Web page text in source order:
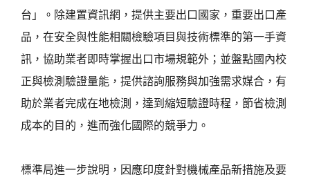
台」。除建置資訊網，提供主要出口國家，重要出口產
品，在安全與性能相關檢驗項目與技術標準的第一手資
訊，協助業者即時掌握出口市場規範外；並盤點國內校
正與檢測驗證量能，提供諮詢服務與加強需求媒合，有
助於業者完成在地檢測，達到縮短驗證時程，節省檢測
成本的目的，進而強化國際的競爭力。
標準局進一步說明，因應印度針對機械產品新措施及要